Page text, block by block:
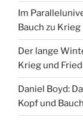
Im
Bauch zu Krieg
Der lange
Krieg und
Daniel Boyd:
Kopf und Bauch